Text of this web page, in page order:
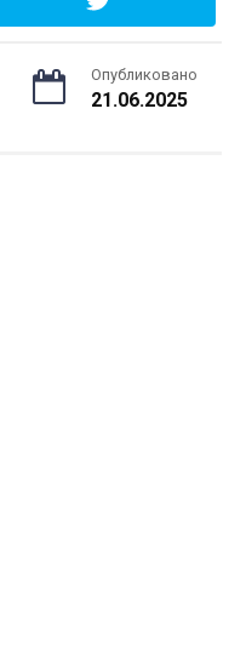
Опубликовано
21.06.2025